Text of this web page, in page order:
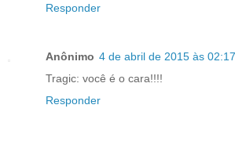
Responder
Anônimo 4 de abril de 2015 às 02:17
Tragic: você é o cara!!!!
Responder